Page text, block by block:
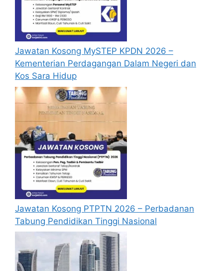
Cara Mohon Jawatan Kosong
KETENGAH
Permohonan jawatan kosong Lembaga
Kemajuan Terengganu Tengah diatas
hendaklah melalui portal rasmi
KETENGAH di
pautanMohon Jawatan KETENGAH
yang telah disediakan dibawah. Untuk
pemohon kali pertama, anda perlu
mendaftar akaun baru terlebih dahulu.
Calon dikehendaki memuat naik resume
yang lengkap (kelayakan akademik,
pengalaman kerja, gaji semasa dan gaji
yang dipohon, gambar berukuran
passport serta salinan sijil-sijil berkaitan)
semasa membuat permohonan.
Pemohon yang telah mendaftar dan
memohon jawatan yang disenaraikan
Jawatan Kosong MySTEP KPDN 2026 –
Kementerian Perdagangan Dalam Negeri dan
Kos Sara Hidup
Jawatan Kosong PTPTN 2026 – Perbadanan
Tabung Pendidikan Tinggi Nasional